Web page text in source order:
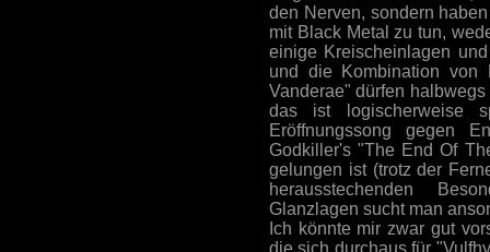
den Nerven, sondern
mit Black Metal zu tun,
einige Kreischeinlagen
und die Kombination von
Vanderae" dürfen
das ist logischerweise
Eröffnungssong gegen
Godkiller's "The End Of
gelungen ist (trotz der
herausstechenden
Glanzlagen sucht man
Ich könnte mir zwar gut
die sich durchaus für